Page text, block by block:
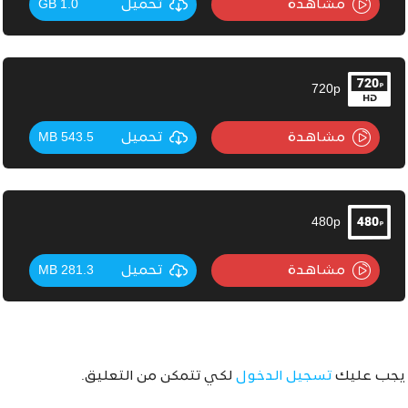
مشاهدة تحميل 1.0 GB
720p
مشاهدة تحميل 543.5 MB
480p
مشاهدة تحميل 281.3 MB
يجب عليك تسجيل الدخول لكي تتمكن من التعليق.